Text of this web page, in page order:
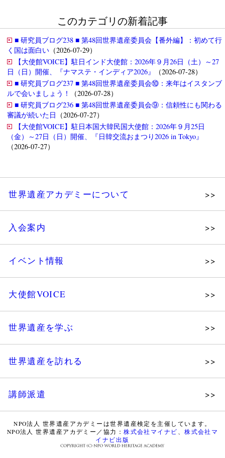
このカテゴリの新着記事
■ 研究員ブログ238 ■ 第48回世界遺産委員会【番外編】：初めて行
く国は面白い（2026-07-29）
【大使館VOICE】駐日インド大使館：2026年９月26日（土）～27
日（日）開催、『ナマステ・インディア2026』
（2026-07-28）
■ 研究員ブログ237 ■ 第48回世界遺産委員会⑩：来年はイスタンブ
ルで会いましょう！
（2026-07-28）
■ 研究員ブログ236 ■ 第48回世界遺産委員会⑨：信頼性にも関わる
審議が続いた日 （2026-07-27）
【大使館VOICE】駐日本国大韓民国大使館：2026年９月25日
（金）～27日（日）開催、『日韓交流おまつり2026 in Tokyo』
（2026-07-27）
世界遺産アカデミーについて
組織図・役員
法人会員・協賛団体／公認団体
入会案内
イベント情報
展示会
ツアー情報
大使館VOICE
世界遺産を学ぶ
世界遺産検定 公式HP
世界遺産検定 学習アシスト動画
世界遺産を訪れる
講師派遣
WHA認定講師について
WHA認定講師 紹介動画
NPO法人 世界遺産アカデミーは世界遺産検定を主催しています。
NPO法人 世界遺産アカデミー／協力：株式会社マイナビ 、株式会社マ
イナビ出版